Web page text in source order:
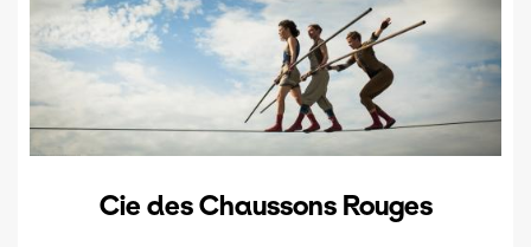
Cie des Chaussons Rouges